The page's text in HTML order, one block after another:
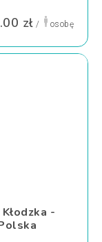
zł / osobę
-